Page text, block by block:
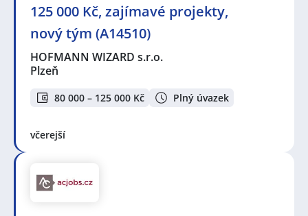
125 000 Kč, zajímavé projekty,
nový tým (A14510)
HOFMANN WIZARD s.r.o.
Plzeň
80 000 – 125 000 Kč Plný úvazek
včerejší